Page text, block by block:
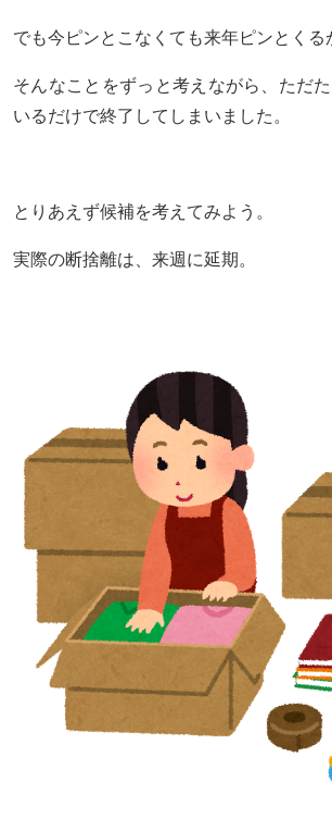
でも今ピンとこなくても来年ピンとくる
そんなことをずっと考えながら、ただ
いるだけで終了してしまいました。
とりあえず候補を考えてみよう。
実際の断捨離は、来週に延期。